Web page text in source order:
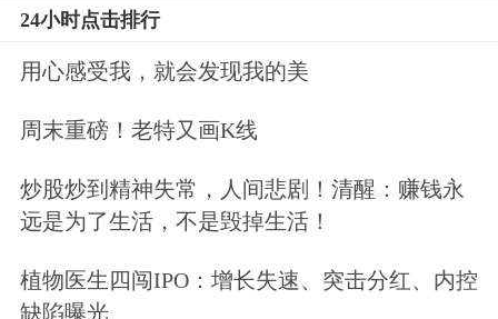
24小时点击排行
用心感受我，就会发现我的美
周末重磅！老特又画K线
炒股炒到精神失常，人间悲剧！清醒：赚钱永
远是为了生活，不是毁掉生活！
植物医生四闯IPO：增长失速、突击分红、内控
缺陷曝光